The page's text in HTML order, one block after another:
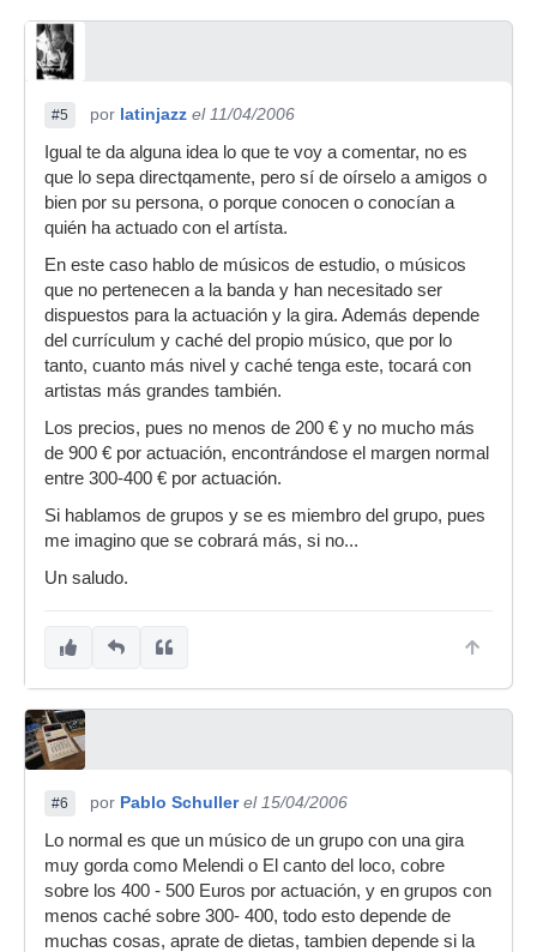
#5 por latinjazz el 11/04/2006
Igual te da alguna idea lo que te voy a comentar, no es
que lo sepa directqamente, pero sí de oírselo a amigos o
bien por su persona, o porque conocen o conocían a
quién ha actuado con el artísta.
En este caso hablo de músicos de estudio, o músicos
que no pertenecen a la banda y han necesitado ser
dispuestos para la actuación y la gira. Además depende
del currículum y caché del propio músico, que por lo
tanto, cuanto más nivel y caché tenga este, tocará con
artistas más grandes también.
Los precios, pues no menos de 200 € y no mucho más
de 900 € por actuación, encontrándose el margen normal
entre 300-400 € por actuación.
Si hablamos de grupos y se es miembro del grupo, pues
me imagino que se cobrará más, si no...
Un saludo.
#6 por Pablo Schuller el 15/04/2006
Lo normal es que un músico de un grupo con una gira
muy gorda como Melendi o El canto del loco, cobre
sobre los 400 - 500 Euros por actuación, y en grupos con
menos caché sobre 300- 400, todo esto depende de
muchas cosas, aprate de dietas, tambien depende si la